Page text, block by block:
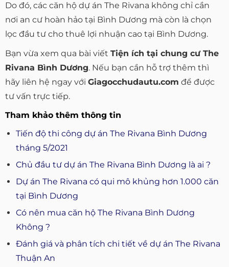
Do đó, các căn hộ dự án The Rivana không chỉ cần
nơi an cư hoàn hảo tại Bình Dương mà còn là chọn
lọc đầu tư cho thuê lợi nhuận cao tại Bình Dương.
Bạn vừa xem qua bài viết Tiện ích tại chung cư The
Rivana Bình Dương. Nếu bạn cần hỗ trợ thêm thì
hãy liên hệ ngay với Giagocchudautu.com để được
tư vấn trực tiếp.
Tham khảo thêm thông tin
Tiến độ thi công dự án The Rivana Bình Dương
tháng 5/2021
Chủ đầu tư dự án The Rivana Bình Dương là ai ?
Dự án The Rivana có qui mô khủng hơn 1.000 căn
tại Bình Dương
Có nên mua căn hộ The Rivana Bình Dương
Không ?
Đánh giá và phân tích chi tiết về dự án The Rivana
Thuận An